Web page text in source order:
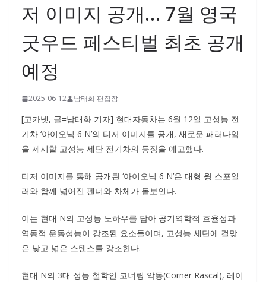
저 이미지 공개… 7월 영국
굿우드 페스티벌 최초 공개
예정
2025-06-12 남태화 편집장
[고카넷, 글=남태화 기자] 현대자동차는 6월 12일 고성능 전
기차 ‘아이오닉 6 N’의 티저 이미지를 공개, 새로운 패러다임
을 제시할 고성능 세단 전기차의 등장을 예고했다.
티저 이미지를 통해 공개된 ‘아이오닉 6 N’은 대형 윙 스포일
러와 함께 넓어진 펜더와 차체가 돋보인다.
이는 현대 N의 고성능 노하우를 담아 공기역학적 효율성과
역동적 운동성능이 강조된 요소들이며, 고성능 세단에 걸맞
은 낮고 넓은 스탠스를 강조한다.
현대 N의 3대 성능 철학인 코너링 악동(Corner Rascal), 레이